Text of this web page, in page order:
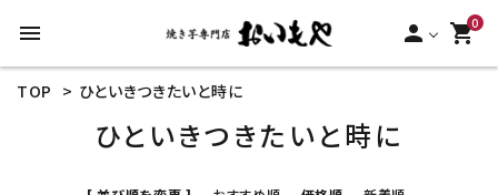
menu person 0
shopping_cart
ACCOUNT MENU
TOP > ひといきつきたいと時に
ひといきつきたいと時に